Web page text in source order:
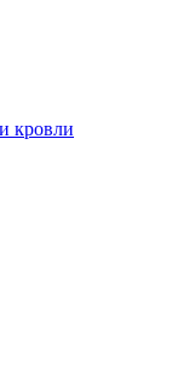
кровли